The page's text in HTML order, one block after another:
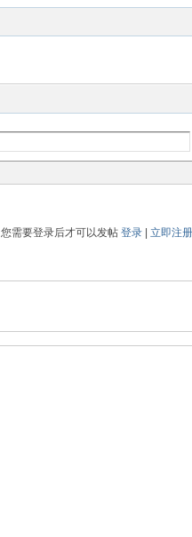
您需要登录后才可以发帖登录 |立即注